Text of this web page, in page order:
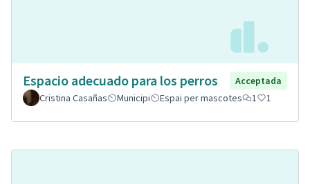
Espacio adecuado para los perros
Acceptada
Cristina Casañas
Municipi Espai per mascotes 1 1